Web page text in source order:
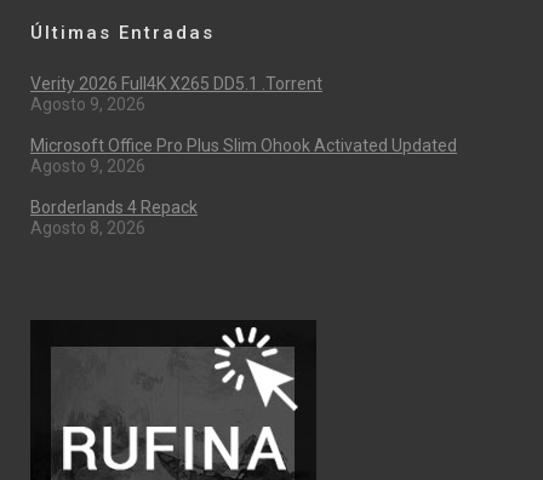
Últimas Entradas
Verity 2026 Full4K X265 DD5.1 .torrent
Agosto 9, 2026
Microsoft Office Pro Plus Slim Ohook Activated Updated
Agosto 9, 2026
Borderlands 4 Repack
Agosto 8, 2026